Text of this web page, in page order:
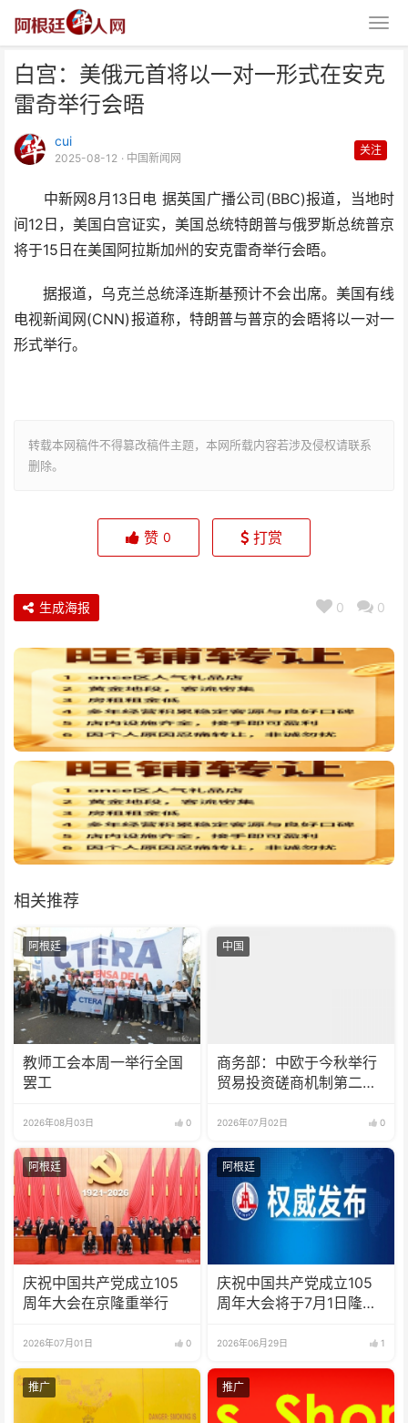
白宫：美俄元首将以一对一形式在安克
雷奇举行会晤
cui
2025-08-12 · 中国新闻网
关注
中新网8月13日电 据英国广播公司(BBC)报道，当地时
间12日，美国白宫证实，美国总统特朗普与俄罗斯总统普京
将于15日在美国阿拉斯加州的安克雷奇举行会晤。
据报道，乌克兰总统泽连斯基预计不会出席。美国有线
电视新闻网(CNN)报道称，特朗普与普京的会晤将以一对一
形式举行。
转载本网稿件不得篡改稿件主题，本网所载内容若涉及侵权请联系
删除。
白宫：美俄元首将以一对一形式在
安克雷奇举行会晤
赞 0 打赏
0 0
生成海报
相关推荐
阿根廷
教师工会本周一举行全国
罢工
2026年08月03日 0
中国
商务部：中欧于今秋举行
贸易投资磋商机制第二次
2026年07月02日 0
阿根廷
庆祝中国共产党成立105
周年大会在京隆重举行
2026年07月01日 0
阿根廷
庆祝中国共产党成立105
周年大会将于7月1日隆重
2026年06月29日 1
推广 推广